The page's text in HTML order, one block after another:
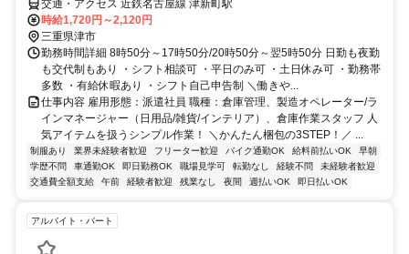
交通・アクセス 近鉄名古屋線 津新町駅
時給1,720円～2,120円
三重県津市
勤務時間詳細 8時50分～17時50分/20時50分～翌5時50分 日勤も夜勤
も交代制もあり ・シフト相談可 ・平日のみ可 ・土日休み可 ・勤務帯
多数 ・有給休暇あり ・シフト自己申告制 ＼働きや...
仕事内容 雇用形態：派遣社員 職種：倉庫管理、製造オペレーター/ラ
インマネージャー（日用品/雑貨/インテリア）、倉庫作業スタッフ 人
気アイテムを扱うシンプル作業！ ＼かんたん梱包の3STEP！／ ...
制服あり 業界未経験者歓迎 フリーター歓迎 バイク通勤OK 給料前払いOK
早朝
学歴不問
車通勤OK 即日勤務OK 職場見学可 転勤なし 経験不問
未経験者歓迎
交通費全額支給
午前 経験者歓迎 残業なし 夜間 週払いOK 即日払いOK
アルバイト・パート